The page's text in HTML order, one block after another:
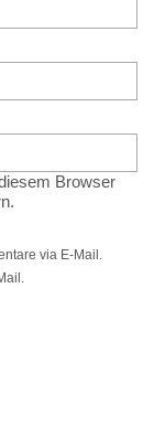
Browser
via E-Mail.